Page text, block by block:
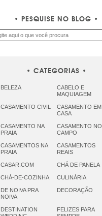
PESQUISE NO BLOG
CATEGORIAS
BELEZA
CABELO E
MAQUIAGEM
CASAMENTO CIVIL
CASAMENTO EM
CASA
CASAMENTO NA
PRAIA
CASAMENTO NO
CAMPO
CASAMENTOS NA
PRAIA
CASAMENTOS
REAIS
CASAR.COM CHÁ DE PANELA
CHÁ-DE-COZINHA CULINÁRIA
DE NOIVA PRA
NOIVA
DECORAÇÃO
DESTINATION
FELIZES PARA